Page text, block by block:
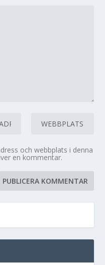
och webbplats i denna
en kommentar.